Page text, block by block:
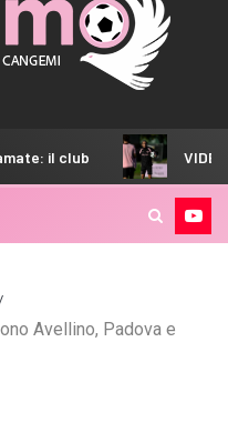
VIDEO – Mister
Avellino, Padova e